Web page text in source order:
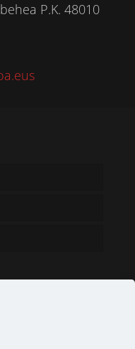
P.K. 48010